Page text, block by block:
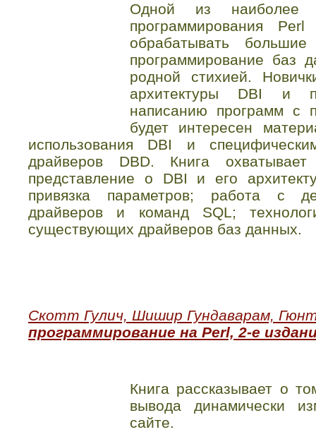
Одной из наиболее
программирования
обрабатывать
программирование баз
родной стихией.
архитектуры DBI и
написанию программ с
будет интересен
использования DBI и
драйверов DBD. Книга
представление о DBI и его
привязка параметров; работа с
драйверов и команд SQL;
существующих драйверов баз данных.
Скотт Гулич, Шишир Гундаварам,
программирование на Perl, 2-е
Книга рассказывает о
вывода динамически
сайте.